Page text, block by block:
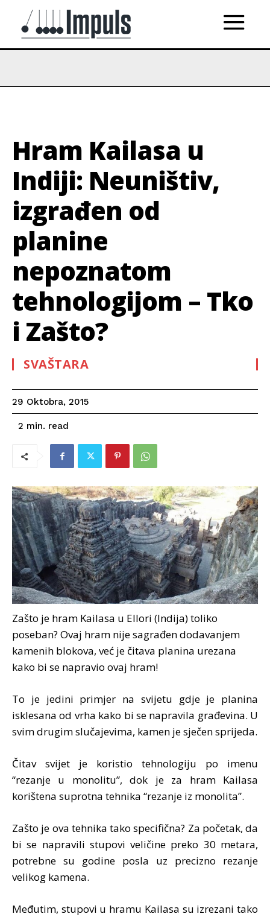
Hram Kailasa u
Indiji: Neuništiv,
izgrađen od
planine
nepoznatom
tehnologijom – Tko
i Zašto?
SVAŠTARA
29 Oktobra, 2015
2 min. read
Zašto je hram Kailasa u Ellori (Indija) toliko
poseban? Ovaj hram nije sagrađen dodavanjem
kamenih blokova, već je čitava planina urezana
kako bi se napravio ovaj hram!
To je jedini primjer na svijetu gdje je planina
isklesana od vrha kako bi se napravila građevina. U
svim drugim slučajevima, kamen je sječen sprijeda.
Čitav svijet je koristio tehnologiju po imenu
“rezanje u monolitu”, dok je za hram Kailasa
korištena suprotna tehnika “rezanje iz monolita”.
Zašto je ova tehnika tako specifična? Za početak, da
bi se napravili stupovi veličine preko 30 metara,
potrebne su godine posla uz precizno rezanje
velikog kamena.
Međutim, stupovi u hramu Kailasa su izrezani tako